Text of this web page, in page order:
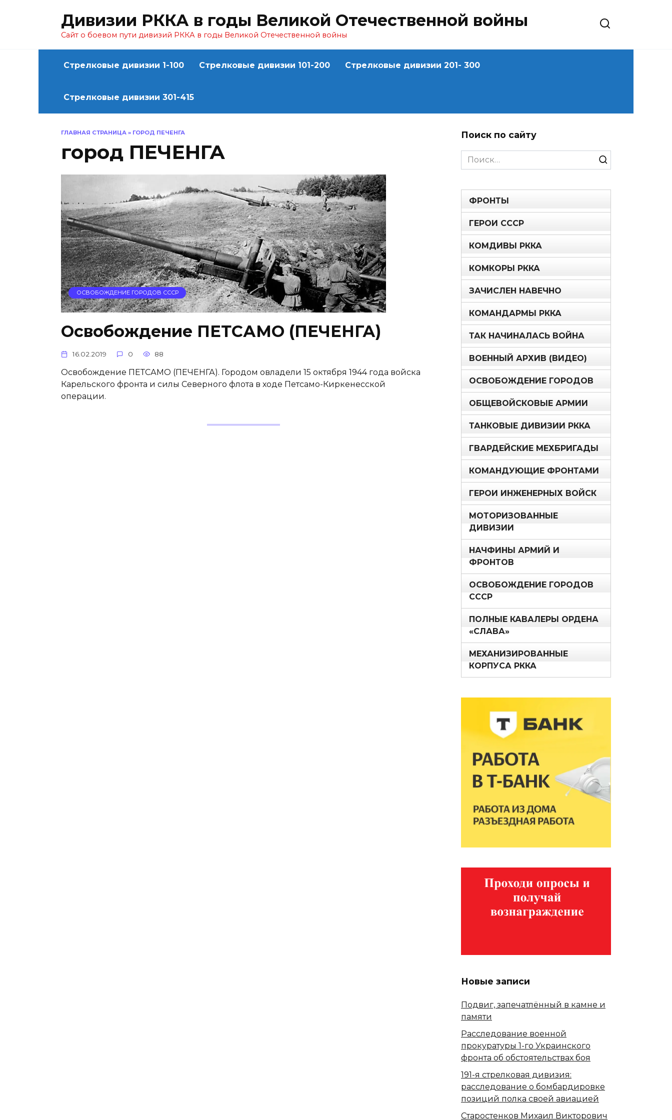
Дивизии РККА в годы Великой Отечественной войны
Сайт о боевом пути дивизий РККА в годы Великой Отечественной войны
Стрелковые дивизии 1-100 Стрелковые дивизии 101-200 Стрелковые дивизии 201- 300
Стрелковые дивизии 301-415
ГЛАВНАЯ СТРАНИЦА » ГОРОД ПЕЧЕНГА
город ПЕЧЕНГА
ОСВОБОЖДЕНИЕ ГОРОДОВ СССР
Освобождение ПЕТСАМО (ПЕЧЕНГА)
16.02.2019 0 88
Освобождение ПЕТСАМО (ПЕЧЕНГА). Городом овладели 15 октября 1944 года войска
Карельского фронта и силы Северного флота в ходе Петсамо-Киркенесской
операции.
Поиск по сайту
Search
for:
ФРОНТЫ
ГЕРОИ СССР
КОМДИВЫ РККА
КОМКОРЫ РККА
ЗАЧИСЛЕН НАВЕЧНО
КОМАНДАРМЫ РККА
ТАК НАЧИНАЛАСЬ ВОЙНА
ВОЕННЫЙ АРХИВ (ВИДЕО)
ОСВОБОЖДЕНИЕ ГОРОДОВ
ОБЩЕВОЙСКОВЫЕ АРМИИ
ТАНКОВЫЕ ДИВИЗИИ РККА
ГВАРДЕЙСКИЕ МЕХБРИГАДЫ
КОМАНДУЮЩИЕ ФРОНТАМИ
ГЕРОИ ИНЖЕНЕРНЫХ ВОЙСК
МОТОРИЗОВАННЫЕ
ДИВИЗИИ
НАЧФИНЫ АРМИЙ И
ФРОНТОВ
ОСВОБОЖДЕНИЕ ГОРОДОВ
СССР
ПОЛНЫЕ КАВАЛЕРЫ ОРДЕНА
«СЛАВА»
МЕХАНИЗИРОВАННЫЕ
КОРПУСА РККА
Новые записи
Подвиг, запечатлённый в камне и
памяти
Расследование военной
прокуратуры 1-го Украинского
фронта об обстоятельствах боя
191-я стрелковая дивизия:
расследование о бомбардировке
позиций полка своей авиацией
Старостенков Михаил Викторович